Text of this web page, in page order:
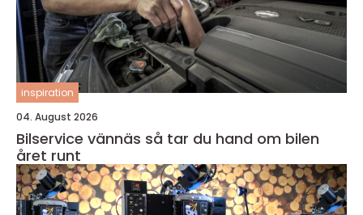
inspiration
04. August 2026
Bilservice vännäs så tar du hand om bilen
året runt